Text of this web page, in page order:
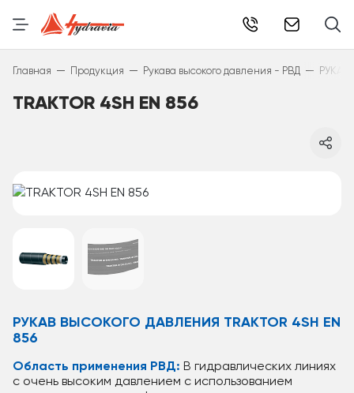
Главная — Продукция — Рукава высокого давления - РВД —
TRAKTOR 4SH EN 856
РУКАВ ВЫСОКОГО ДАВЛЕНИЯ TRAKTOR 4SH EN
856
Область применения РВД: В гидравлических линиях
с очень высоким давлением с использованием